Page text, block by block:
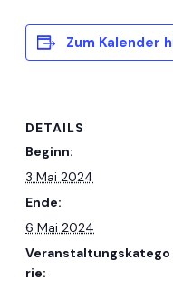
Zum Kalender
DETAILS
Beginn:
3 Mai 2024
Ende:
6 Mai 2024
Veranstaltungskatego
rie: